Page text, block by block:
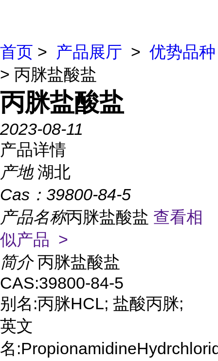
首页 > 产品展厅 > 优势品种
> 丙脒盐酸盐
丙脒盐酸盐
2023-08-11
产品详情
产地 湖北
Cas： 39800-84-5
产品名称丙脒盐酸盐 查看相
似产品 >
简介 丙脒盐酸盐
CAS:39800-84-5
别名:丙脒HCL; 盐酸丙脒;
英文
名